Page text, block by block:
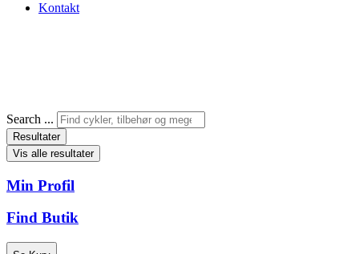
Kontakt
Search ...
Resultater
Vis alle resultater
Min Profil
Find Butik